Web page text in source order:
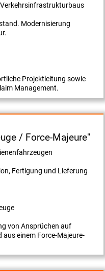
Modernisierung
Projektleitung sowie
Management.
/ Force-Majeure"
Fertigung und Lieferung
von Ansprüchen auf
einem Force-Majeure-